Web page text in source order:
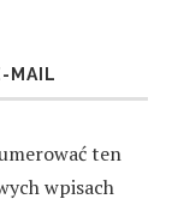
MAIL
ten
wpisach